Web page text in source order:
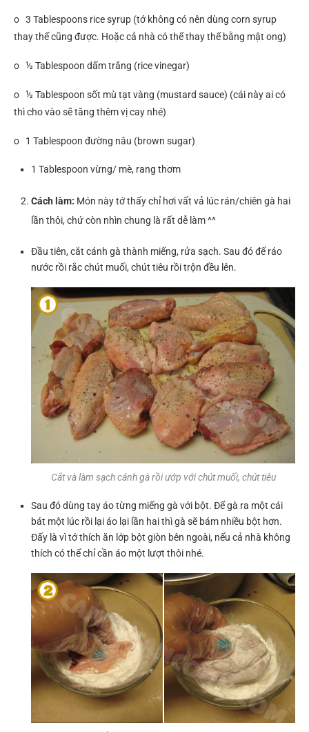
o 3 Tablespoons rice syrup (tớ không có nên dùng corn syrup
thay thế cũng được. Hoặc cả nhà có thể thay thế bằng mật ong)
o ½ Tablespoon dấm trắng (rice vinegar)
o ½ Tablespoon sốt mù tạt vàng (mustard sauce) (cái này ai có
thì cho vào sẽ tăng thêm vị cay nhé)
o 1 Tablespoon đường nâu (brown sugar)
1 Tablespoon vừng/ mè, rang thơm
Cách làm: Món này tớ thấy chỉ hơi vất vả lúc rán/chiên gà hai
lần thôi, chứ còn nhìn chung là rất dễ làm ^^
Đầu tiên, cắt cánh gà thành miếng, rửa sạch. Sau đó để ráo
nước rồi rắc chút muối, chút tiêu rồi trộn đều lên.
Cắt và làm sạch cánh gà rồi ướp với chút muối, chút tiêu
Sau đó dùng tay áo từng miếng gà với bột. Để gà ra một cái
bát một lúc rồi lại áo lại lần hai thì gà sẽ bám nhiều bột hơn.
Đấy là vì tớ thích ăn lớp bột giòn bên ngoài, nếu cả nhà không
thích có thể chỉ cần áo một lượt thôi nhé.